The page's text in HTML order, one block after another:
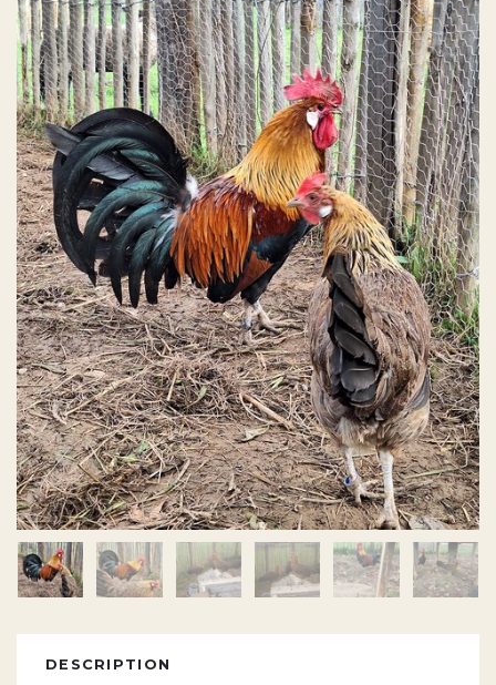
DESCRIPTION